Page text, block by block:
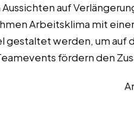
auf
Arbeitsklima mit
gestaltet werden, um auf
fördern den